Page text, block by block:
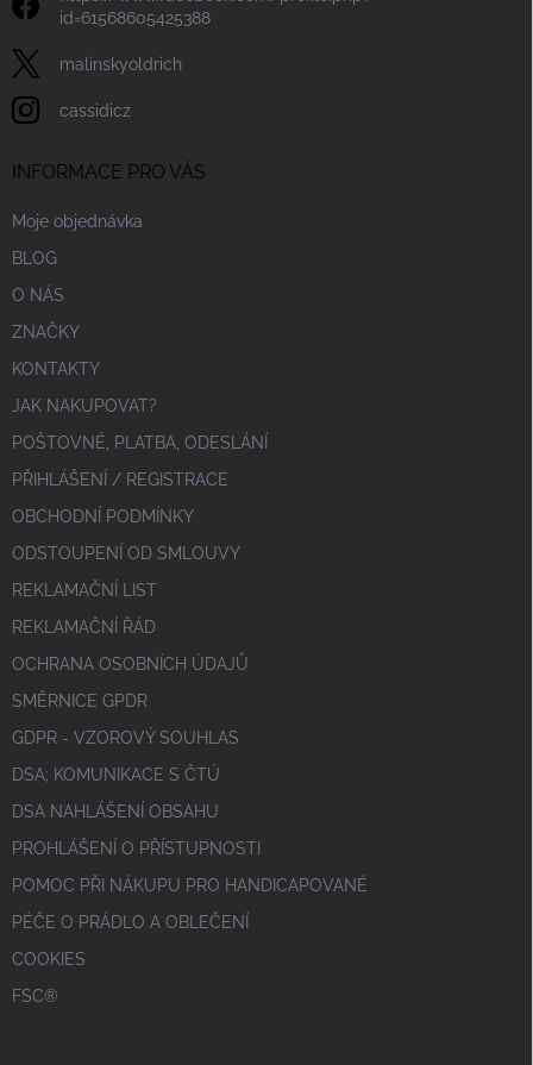
id=61568605425388
malinskyoldrich
cassidicz
INFORMACE PRO VÁS
Moje objednávka
BLOG
O NÁS
ZNAČKY
KONTAKTY
JAK NAKUPOVAT?
POŠTOVNÉ, PLATBA, ODESLÁNÍ
PŘIHLÁŠENÍ / REGISTRACE
OBCHODNÍ PODMÍNKY
ODSTOUPENÍ OD SMLOUVY
REKLAMAČNÍ LIST
REKLAMAČNÍ ŘÁD
OCHRANA OSOBNÍCH ÚDAJŮ
SMĚRNICE GPDR
GDPR - VZOROVÝ SOUHLAS
DSA; KOMUNIKACE S ČTÚ
DSA NAHLÁŠENÍ OBSAHU
PROHLÁŠENÍ O PŘÍSTUPNOSTI
POMOC PŘI NÁKUPU PRO HANDICAPOVANÉ
PÉČE O PRÁDLO A OBLEČENÍ
COOKIES
FSC®